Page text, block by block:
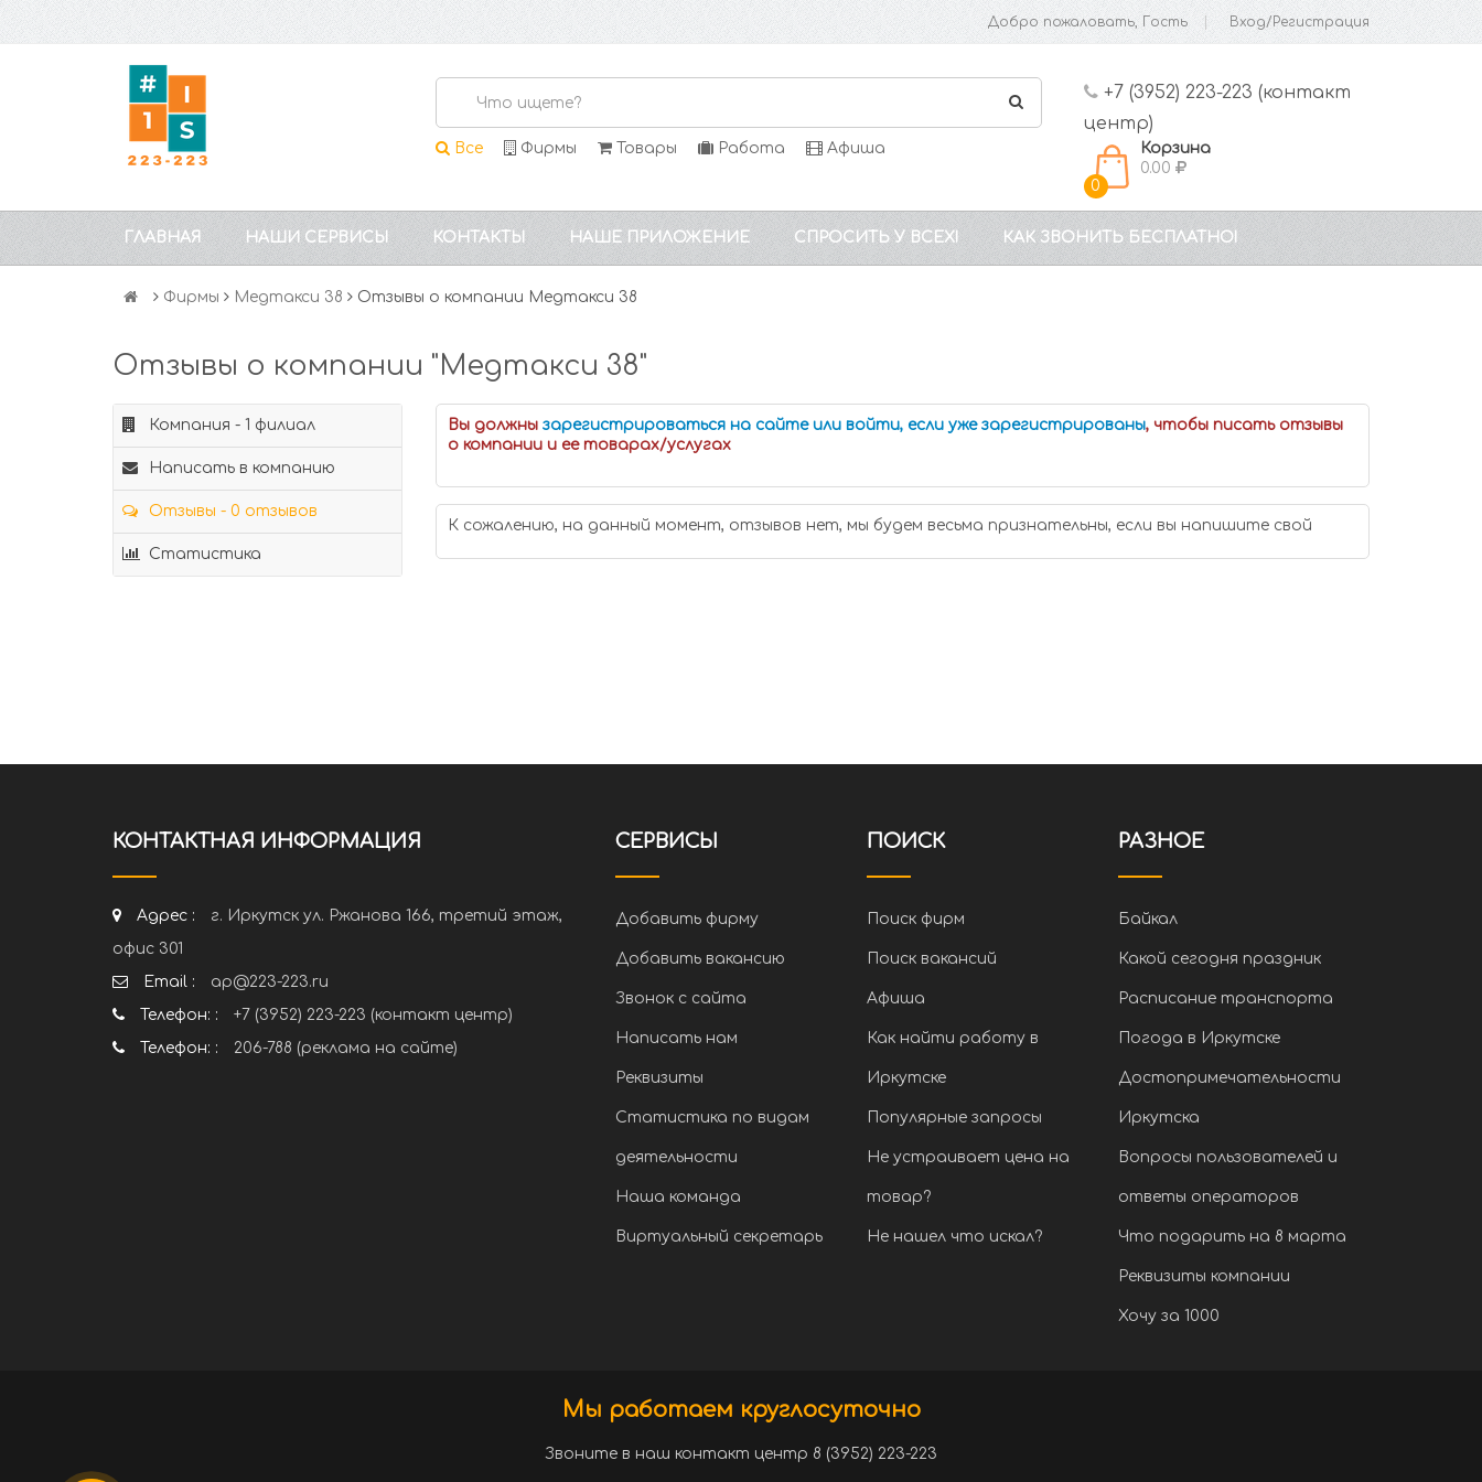
Добро пожаловать, Гость Вход/Регистрация
Все Фирмы Товары Работа Афиша
+7 (3952) 223-223 (контакт
центр)
0
Корзина
0.00
ГЛАВНАЯ НАШИ СЕРВИСЫ КОНТАКТЫ НАШЕ ПРИЛОЖЕНИЕ СПРОСИТЬ У ВСЕХ! КАК ЗВОНИТЬ БЕСПЛАТНО!
Фирмы Медтакси 38 Отзывы о компании Медтакси 38
Отзывы о компании "Медтакси 38"
Компания - 1 филиал
Написать в компанию
Отзывы - 0 отзывов
Статистика
Вы должны зарегистрироваться на сайте или войти, если уже зарегистрированы, чтобы писать отзывы
о компании и ее товарах/услугах
К сожалению, на данный момент, отзывов нет, мы будем весьма признательны, если вы напишите свой
КОНТАКТНАЯ ИНФОРМАЦИЯ
Адрес :
г. Иркутск ул. Ржанова 166, третий этаж,
офис 301
Email :
ap@223-223.ru
Телефон: :
+7 (3952) 223-223 (контакт центр)
Телефон: :
206-788 (реклама на сайте)
СЕРВИСЫ
Добавить фирму
Добавить вакансию
Звонок с сайта
Написать нам
Реквизиты
Статистика по видам
деятельности
Наша команда
Виртуальный секретарь
ПОИСК
Поиск фирм
Поиск вакансий
Афиша
Как найти работу в
Иркутске
Популярные запросы
Не устраивает цена на
товар?
Не нашел что искал?
РАЗНОЕ
Байкал
Какой сегодня праздник
Расписание транспорта
Погода в Иркутске
Достопримечательности
Иркутска
Вопросы пользователей и
ответы операторов
Что подарить на 8 марта
Реквизиты компании
Хочу за 1000
Мы работаем круглосуточно
Звоните в наш контакт центр 8 (3952) 223-223